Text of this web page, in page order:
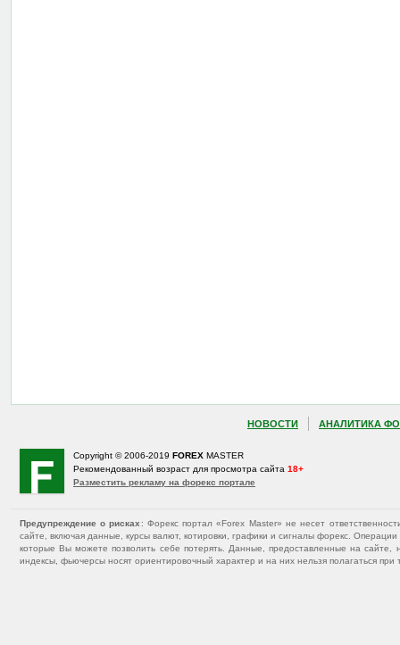
НОВОСТИ АНАЛИТИКА
Copyright © 2006-2019 FOREX MASTER
Рекомендованный возраст для просмотра сайта 18+
Разместить рекламу на форекс портале
Предупреждение о рисках : Форекс портал «Forex Master» не несет
сайте, включая данные, курсы валют, котировки, графики и сигналы форекс.
которые Вы можете позволить себе потерять. Данные, предоставленные на
индексы, фьючерсы носят ориентировочный характер и на них нельзя полагаться при